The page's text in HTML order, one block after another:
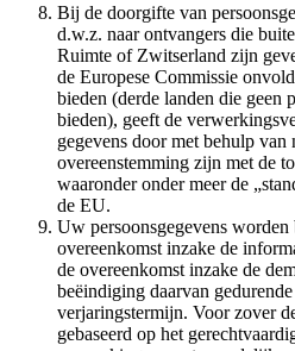
Bij de doorgifte van
d.w.z. naar ontvangers die
Ruimte of Zwitserland zijn
de Europese Commissie
bieden (derde landen die geen
bieden), geeft de
gegevens door met behulp van
overeenstemming zijn met de
waaronder onder meer de
de EU.
Uw persoonsgegevens
overeenkomst inzake de
de overeenkomst inzake de
beëindiging daarvan
verjaringstermijn. Voor zover
gebaseerd op het